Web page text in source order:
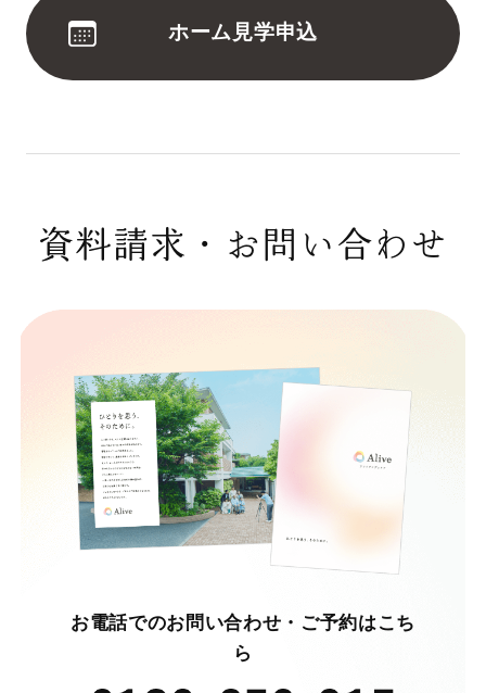
ホーム見学申込
資料請求・お問い合わせ
お電話でのお問い合わせ・ご予約はこち
ら